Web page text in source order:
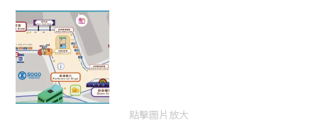
點擊圖片放大